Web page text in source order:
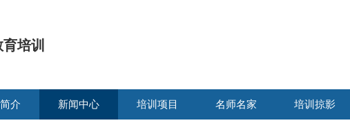
培训
介 新闻中心 培训项目 名师名家 培训掠影